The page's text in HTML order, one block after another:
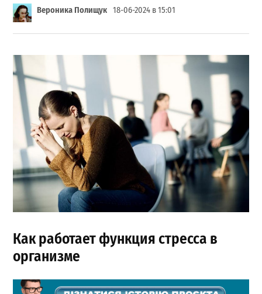
Вероника Полищук 18-06-2024 в 15:01
Как работает функция стресса в
организме